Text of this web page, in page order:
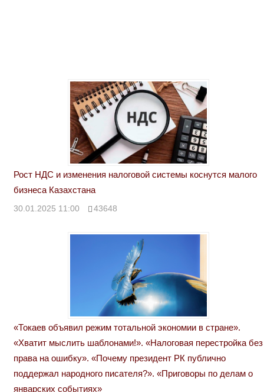
Рост НДС и изменения налоговой системы коснутся малого
бизнеса Казахстана
30.01.2025 11:00 43648
«Токаев объявил режим тотальной экономии в стране».
«Хватит мыслить шаблонами!». «Налоговая перестройка без
права на ошибку». «Почему президент РК публично
поддержал народного писателя?». «Приговоры по делам о
январских событиях»